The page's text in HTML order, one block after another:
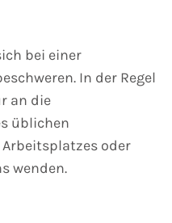
bei einer
In der Regel
an die
üblichen
oder
wenden.